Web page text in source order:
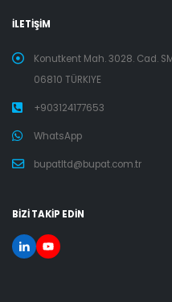
İLETİŞİM
Konutkent Mah. 3028. Cad.
06810 TÜRKIYE
+903124177653
WhatsApp
bupatltd@bupat.com.tr
BİZİ TAKİP EDİN